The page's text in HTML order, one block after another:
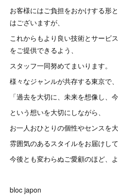
お客様にはご負担をおかけする形
はございますが、
これからもより良い技術とサービ
をご提供できるよう、
スタッフ一同努めてまいります。
様々なジャンルが共存する東京で、
「過去を大切に、未来を想像し、
という想いを大切にしながら、
お一人おひとりの個性やセンスを大
雰囲気のあるスタイルをお届けして
今後とも変わらぬご愛顧のほど、
bloc japon